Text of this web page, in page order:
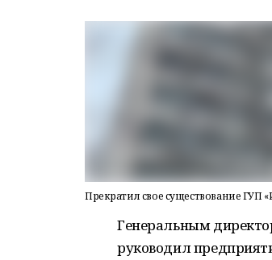
Прекратил свое существование ГУП
Генеральным
руководил